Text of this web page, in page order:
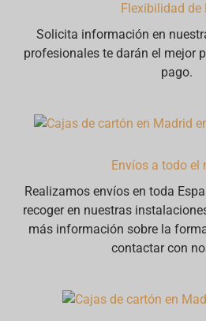
Flexibilidad de
Solicita información en
profesionales te darán el mejor
pago.
Envíos a todo el
Realizamos envíos en toda
recoger en nuestras
más información sobre la
contactar con